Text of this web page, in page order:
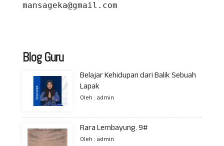
mansageka@gmail.com
Blog Guru
Belajar Kehidupan dari Balik Sebuah
Lapak
Oleh : admin
Rara Lembayung. 9#
Oleh : admin